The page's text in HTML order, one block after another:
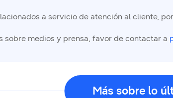
a servicio de atención al cliente,
sobre medios y prensa, favor de contactar a
Más sobre lo